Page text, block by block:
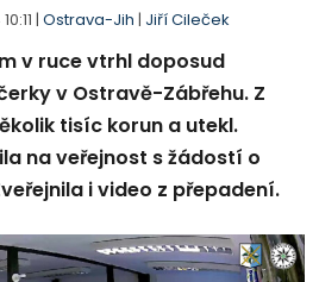
| Ostrava-Jih | Jiří Cileček
v ruce vtrhl doposud
v Ostravě-Zábřehu. Z
tisíc korun a utekl.
na veřejnost s žádostí o
i video z přepadení.